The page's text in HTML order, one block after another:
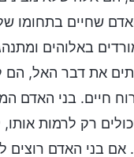
שחיים בתחומו
באלוהים
את דבר האל,
חיים. בני האדם
רק לרמות
בני האדם רוצים